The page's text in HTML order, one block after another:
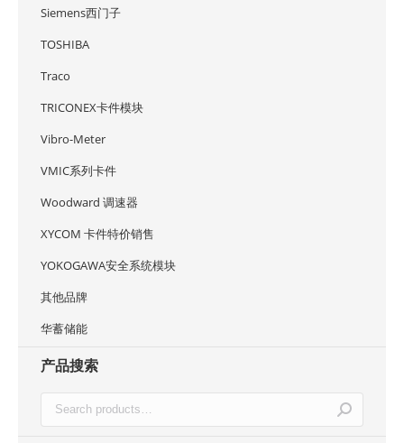
Siemens西门子
TOSHIBA
Traco
TRICONEX卡件模块
Vibro-Meter
VMIC系列卡件
Woodward 调速器
XYCOM 卡件特价销售
YOKOGAWA安全系统模块
其他品牌
华蓄储能
产品搜索